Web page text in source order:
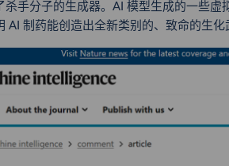
杀手分子的生成器。AI 模型生成的一些
AI 制药能创造出全新类别的、致命的生化